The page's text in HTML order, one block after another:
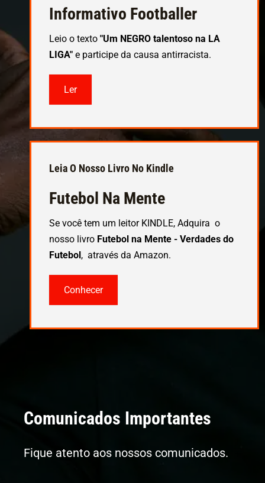
Informativo Footballer
Leio o texto "Um NEGRO talentoso na LA
LIGA" e participe da causa antirracista.
Ler
Leia O Nosso Livro No Kindle
Futebol Na Mente
Se você tem um leitor KINDLE, Adquira o
nosso livro Futebol na Mente - Verdades do
Futebol, através da Amazon.
Conhecer
Comunicados Importantes
Fique atento aos nossos comunicados.